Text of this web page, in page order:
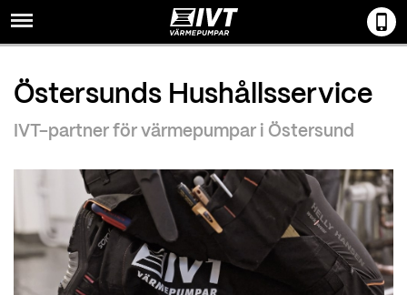
Östersunds Hushållsservice
IVT-partner för värmepumpar i Östersund